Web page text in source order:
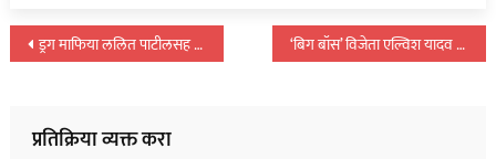
पोस्टचे
ड्रग माफिया ललित पाटीलसह 12 जणांवर मोक्का; आणखी 5 किलो सोने जप्त… ‘बिग बॉस’ विजेता एल्विश यादव विरोधात गुन्हा दाखल; विषारी सापांचं विष…
प्रतिक्रिया व्यक्त करा